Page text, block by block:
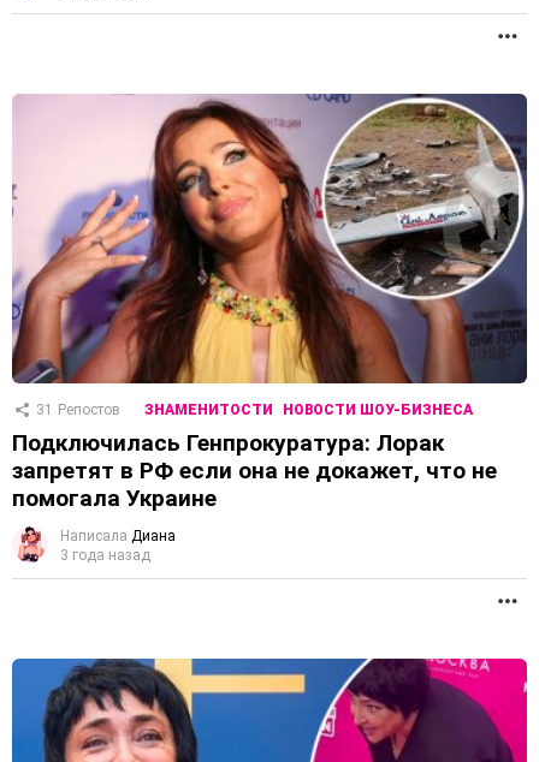
31 Репостов ЗНАМЕНИТОСТИ НОВОСТИ ШОУ-БИЗНЕСА
Подключилась Генпрокуратура: Лорак
запретят в РФ если она не докажет, что не
помогала Украине
Написала Диана
3 года назад